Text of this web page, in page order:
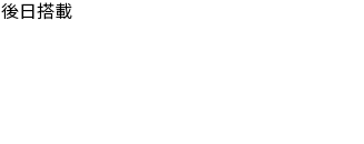
後日搭載